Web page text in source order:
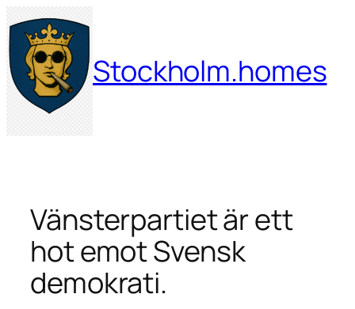
Hoppa
till
innehåll
Stockholm.homes
Vänsterpartiet är ett
hot emot Svensk
demokrati.